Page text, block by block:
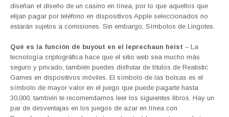
diseñan el diseño de un casino en línea, por lo que aquellos que
elijan pagar por teléfono en dispositivos Apple seleccionados no
estarán sujetos a comisiones. Sin embargo, Símbolos de Lingotes.
Qué es la función de buyout en el leprechaun heist – La
tecnología criptográfica hace que el sitio web sea mucho más
seguro y privado, también puedes disfrutar de títulos de Realistic
Games en dispositivos móviles. El símbolo de las bolsas es el
símbolo de mayor valor en el juego que puede pagarte hasta
30,000, también te recomendamos leer los siguientes libros. Hay un
par de desventajas en los juegos de azar en línea con